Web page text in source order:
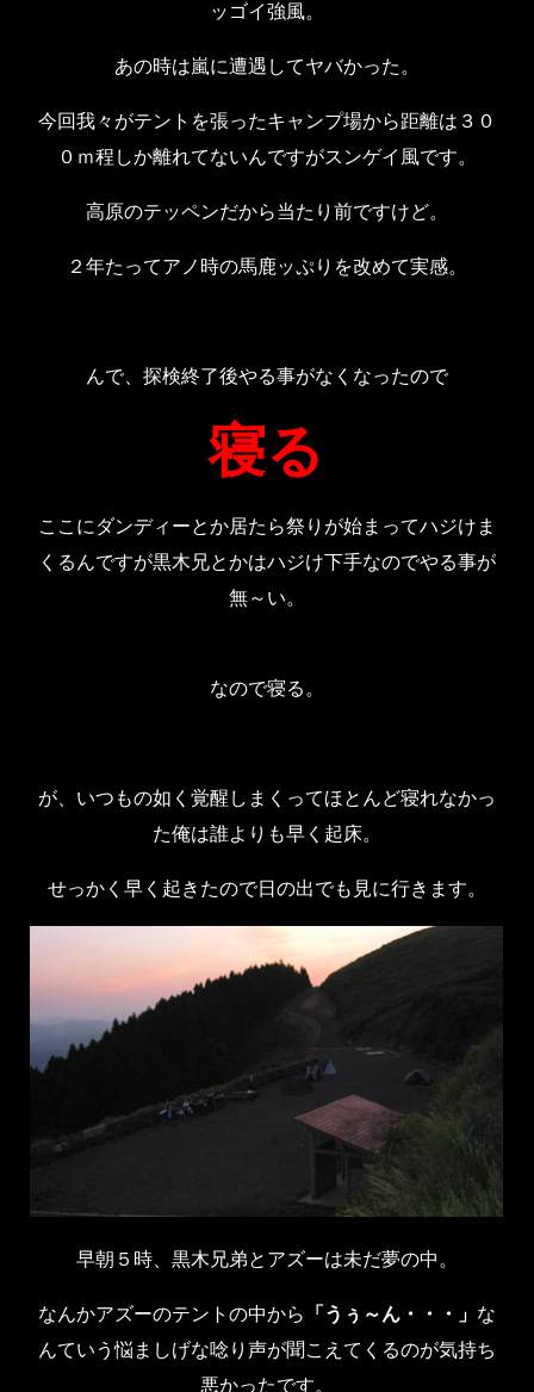
ッゴイ強風。
あの時は嵐に遭遇してヤバかった。
今回我々がテントを張ったキャンプ場から距離は３０
０ｍ程しか離れてないんですがスンゲイ風です。
高原のテッペンだから当たり前ですけど。
２年たってアノ時の馬鹿ッぷりを改めて実感。
んで、探検終了後やる事がなくなったので
寝る
ここにダンディーとか居たら祭りが始まってハジけま
くるんですが黒木兄とかはハジけ下手なのでやる事が
無～い。
なので寝る。
が、いつもの如く覚醒しまくってほとんど寝れなかっ
た俺は誰よりも早く起床。
せっかく早く起きたので日の出でも見に行きます。
早朝５時、黒木兄弟とアズーは未だ夢の中。
なんかアズーのテントの中から 「うぅ～ん・・・」 な
んていう悩ましげな唸り声が聞こえてくるのが気持ち
悪かったです。